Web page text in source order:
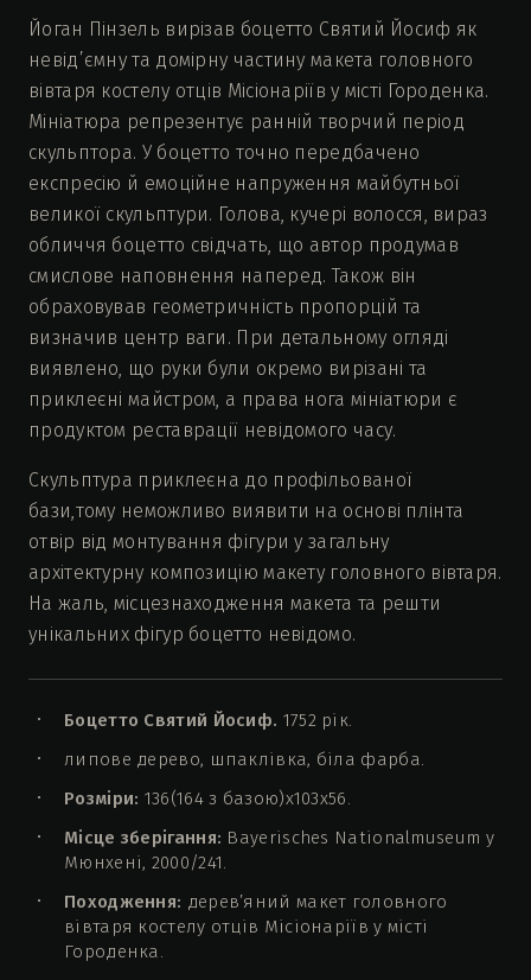
Йоган Пінзель вирізав боцетто Святий Йосиф як
невід’ємну та домірну частину макета головного
вівтаря костелу отців Місіонаріїв у місті Городенка.
Мініатюра репрезентує ранній творчий період
скульптора. У боцетто точно передбачено
експресію й емоційне напруження майбутньої
великої скульптури. Голова, кучері волосся, вираз
обличчя боцетто свідчать, що автор продумав
смислове наповнення наперед. Також він
обраховував геометричність пропорцій та
визначив центр ваги. При детальному огляді
виявлено, що руки були окремо вирізані та
приклеєні майстром, а права нога мініатюри є
продуктом реставрації невідомого часу.
Скульптура приклеєна до профільованої
бази,тому неможливо виявити на основі плінта
отвір від монтування фігури у загальну
архітектурну композицію макету головного вівтаря.
На жаль, місцезнаходження макета та решти
унікальних фігур боцетто невідомо.
Боцетто Святий Йосиф. 1752 рік.
липове дерево, шпаклівка, біла фарба.
Розміри: 136(164 з базою)x103x56.
Місце зберігання: Bayerisches Nationalmuseum у
Мюнхені, 2000/241.
Походження: дерев’яний макет головного
вівтаря костелу отців Місіонаріїв у місті
Городенка.